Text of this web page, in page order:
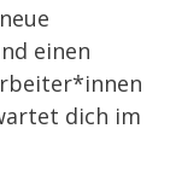
einen
dich im